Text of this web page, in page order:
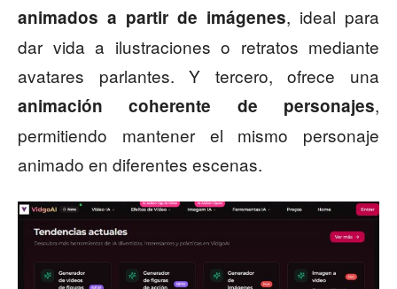
animados a partir de imágenes, ideal para
dar vida a ilustraciones o retratos mediante
avatares parlantes. Y tercero, ofrece una
animación coherente de personajes,
permitiendo mantener el mismo personaje
animado en diferentes escenas.